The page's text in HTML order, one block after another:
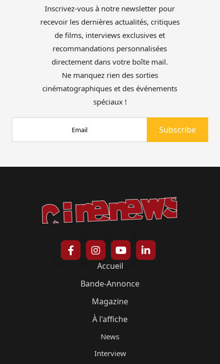
Inscrivez-vous à notre newsletter pour
recevoir les dernières actualités, critiques
de films, interviews exclusives et
recommandations personnalisées
directement dans votre boîte mail.
Ne manquez rien des sorties
cinématographiques et des événements
spéciaux !
Accueil
Bande-Annonce
Magazine
À l'affiche
News
Interview